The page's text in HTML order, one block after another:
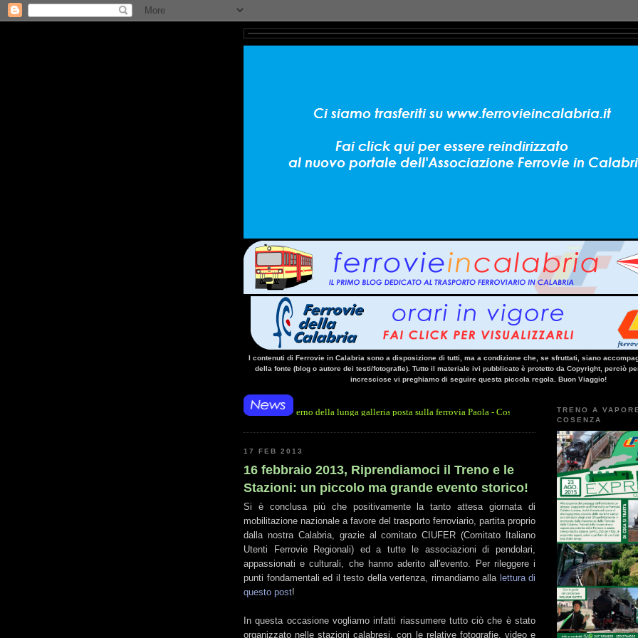
I contenuti di Ferrovie in Calabria sono a disposizione di tutti, ma a condizione che, se sfruttati, siano
della fonte (blog o autore dei testi/fotografie). Tutto il materiale ivi pubblicato è protetto da Copyright, perciò
incresciose vi preghiamo di seguire questa piccola regola. Buon Viaggio!
trattato della simulazione di criticità, tenutasi stanotte all'interno della lunga galleria posta sulla ferrovia Paola - Cosenza.Qui la news di ANSA Calabria • 13/10/
17 FEB 2013
16 febbraio 2013, Riprendiamoci il Treno e le
Stazioni: un piccolo ma grande evento storico!
Si è conclusa più che positivamente la tanto attesa giornata di
mobilitazione nazionale a favore del trasporto ferroviario, partita proprio
dalla nostra Calabria, grazie al comitato CIUFER (Comitato Italiano
Utenti Ferrovie Regionali) ed a tutte le associazioni di pendolari,
appassionati e culturali, che hanno aderito all'evento. Per rileggere i
punti fondamentali ed il testo della vertenza, rimandiamo alla lettura di
questo post!
In questa occasione vogliamo infatti riassumere tutto ciò che è stato
organizzato nelle stazioni calabresi, con le relative fotografie, video e
TRENO A
COSENZA